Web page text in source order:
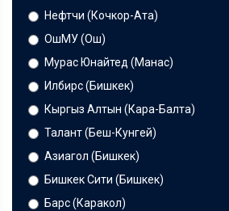
Нефтчи (Кочкор-Ата)
ОшМУ (Ош)
Мурас Юнайтед (Манас)
Илбирс (Бишкек)
Кыргыз Алтын (Кара-Балта)
Талант (Беш-Кунгей)
Азиагол (Бишкек)
Бишкек Сити (Бишкек)
Барс (Каракол)